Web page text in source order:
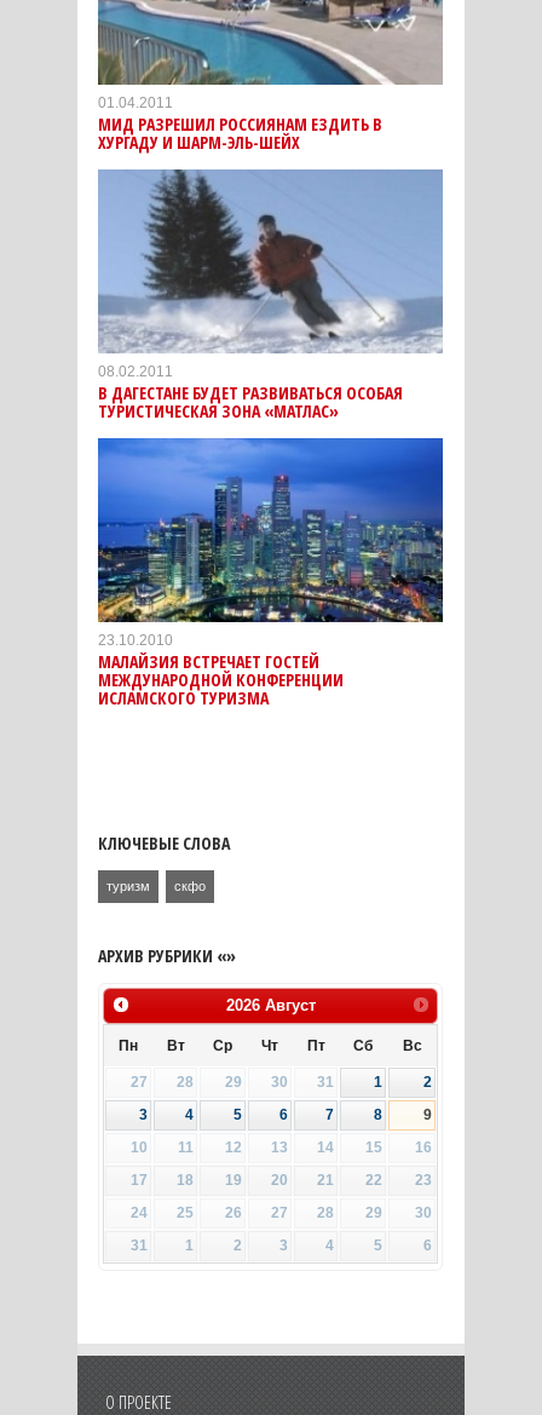
01.04.2011
МИД РАЗРЕШИЛ РОССИЯНАМ ЕЗДИТЬ В
ХУРГАДУ И ШАРМ-ЭЛЬ-ШЕЙХ
08.02.2011
В ДАГЕСТАНЕ БУДЕТ РАЗВИВАТЬСЯ ОСОБАЯ
ТУРИСТИЧЕСКАЯ ЗОНА «МАТЛАС»
23.10.2010
МАЛАЙЗИЯ ВСТРЕЧАЕТ ГОСТЕЙ
МЕЖДУНАРОДНОЙ КОНФЕРЕНЦИИ
ИСЛАМСКОГО ТУРИЗМА
КЛЮЧЕВЫЕ СЛОВА
туризм скфо
АРХИВ РУБРИКИ «»
2026 Август
Пн Вт Ср Чт Пт Сб Вс
27 28 29 30 31 1
2
3
4 5 6 7 8
9
10
11 12 13 14 15
16
17
18 19 20 21 22
23
24
25 26 27 28 29
30
31
1 2 3 4 5 6
О ПРОЕКТЕ